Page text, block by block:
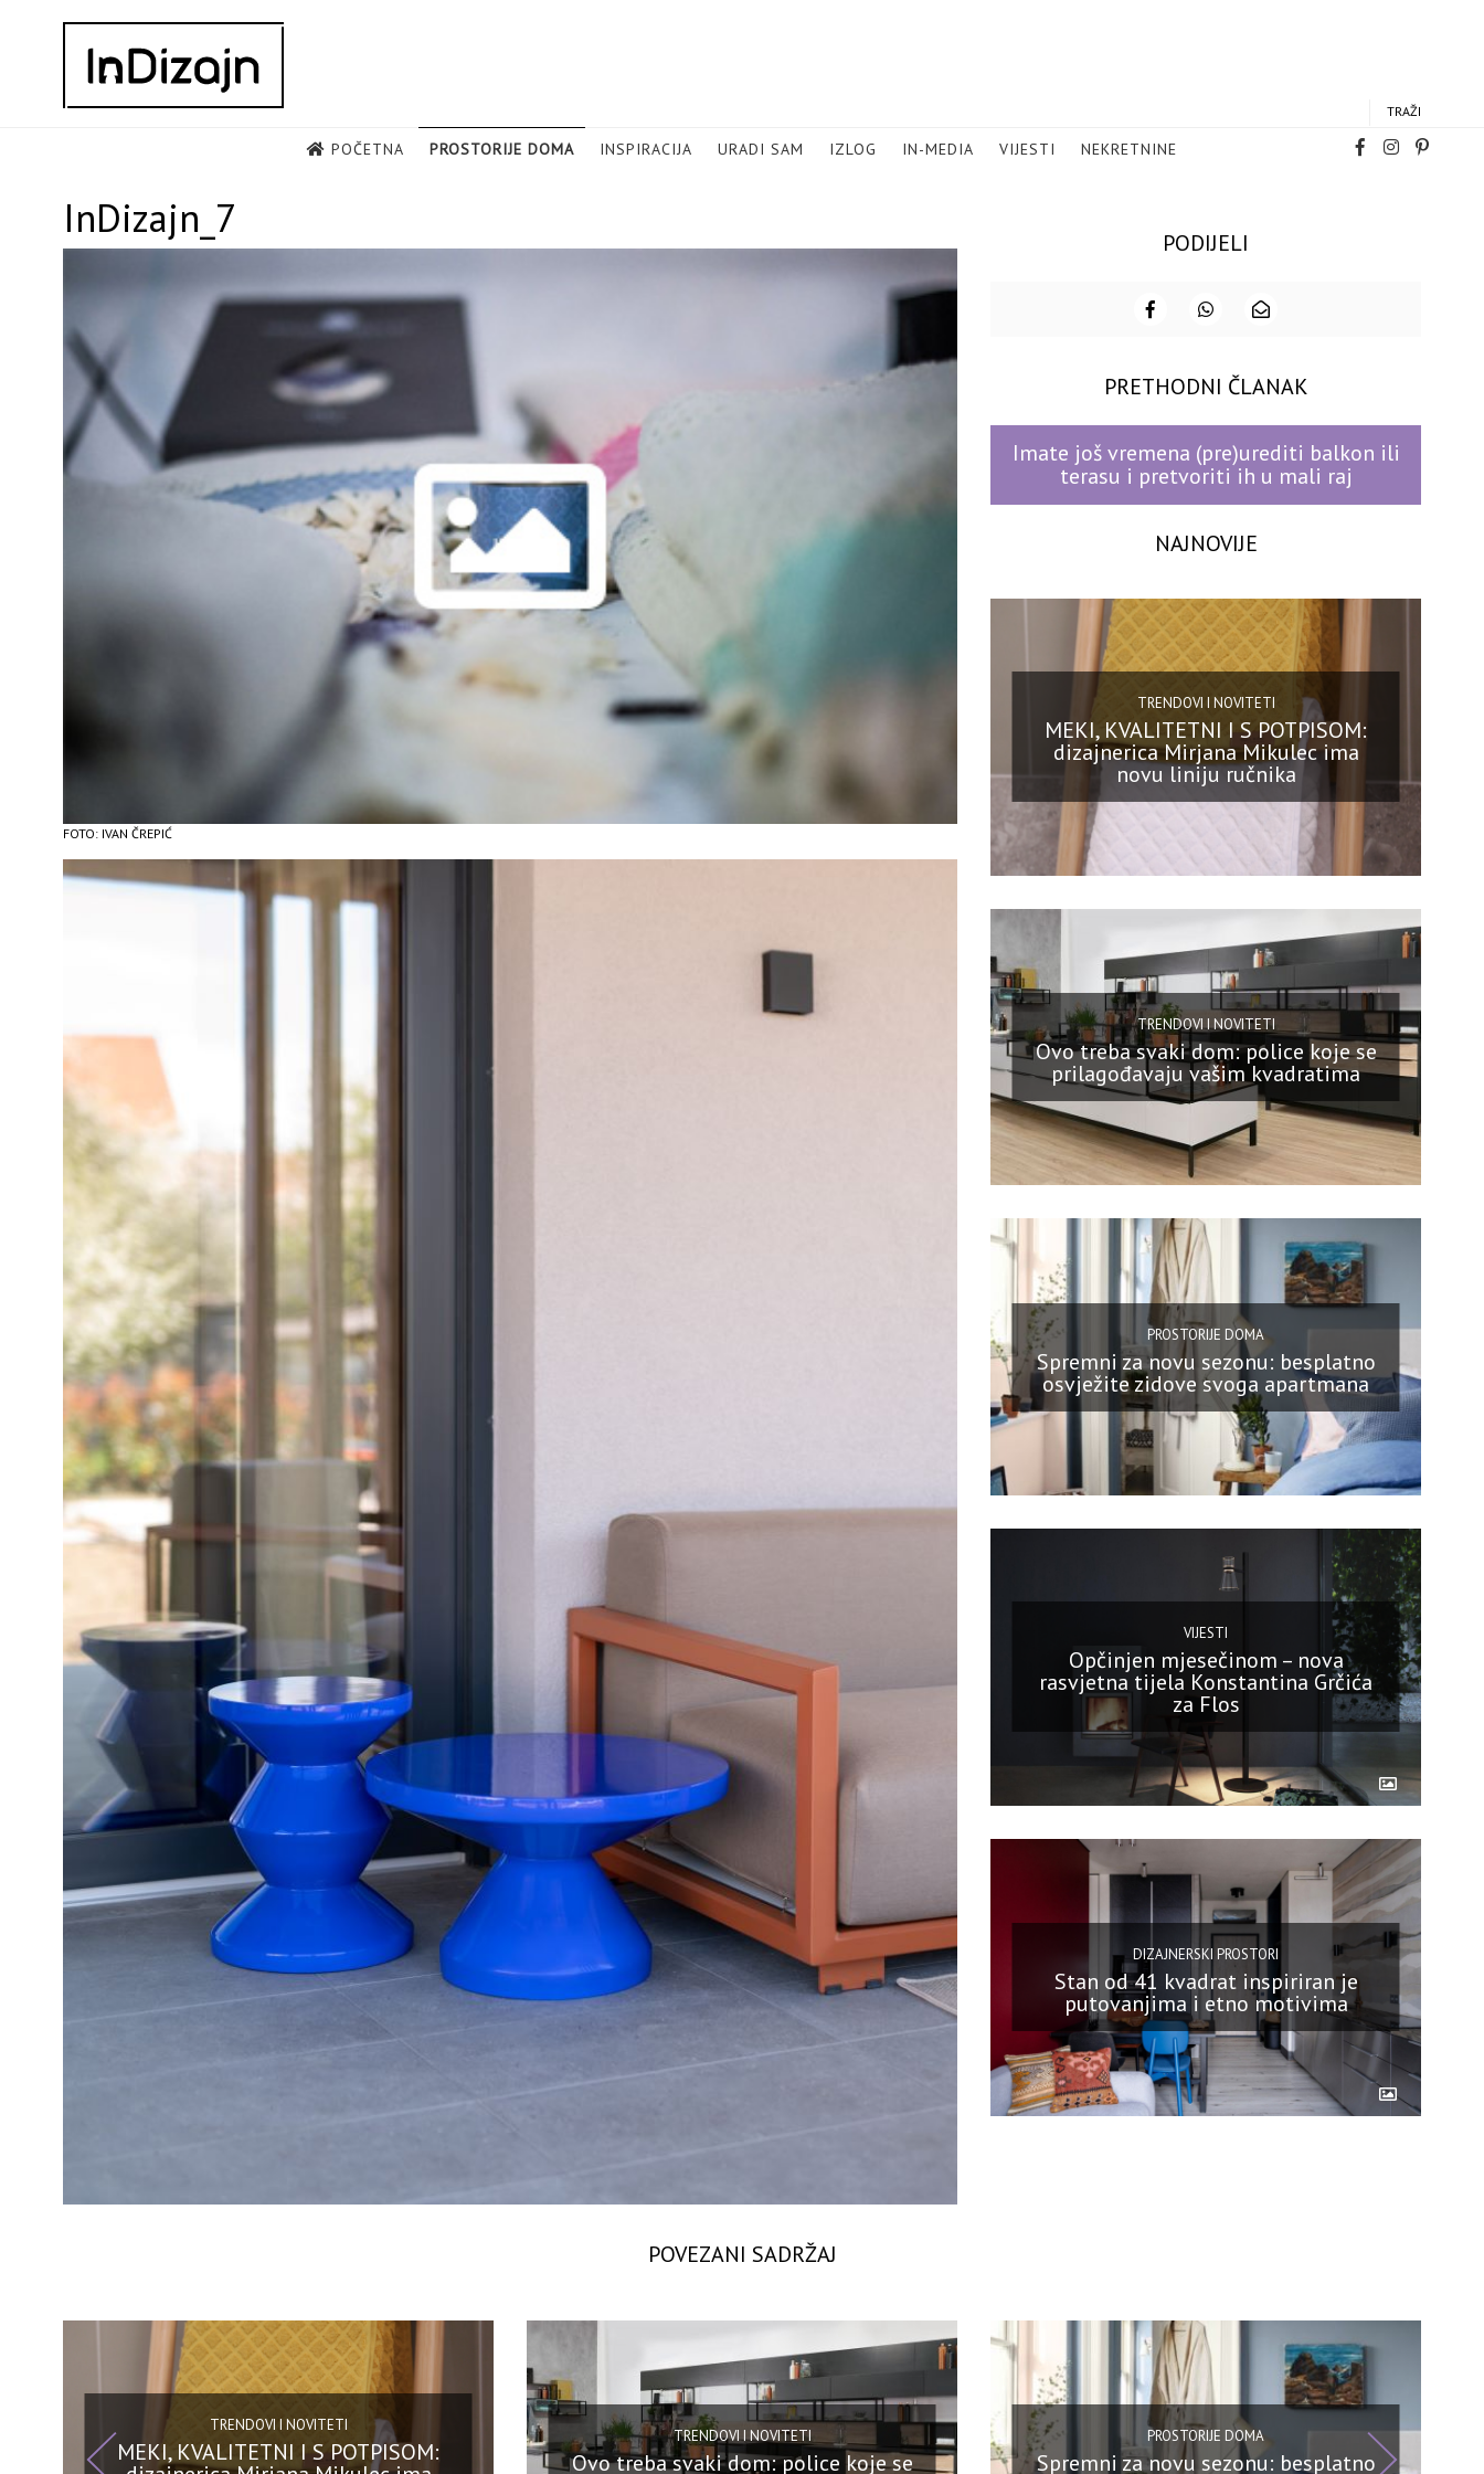
TRAŽI
POČETNA PROSTORIJE DOMA INSPIRACIJA URADI SAM IZLOG IN-MEDIA VIJESTI NEKRETNINE
InDizajn_7
FOTO: IVAN ČREPIĆ
PODIJELI
PRETHODNI ČLANAK
Imate još vremena (pre)urediti balkon ili
terasu i pretvoriti ih u mali raj
NAJNOVIJE
TRENDOVI I NOVITETI
MEKI, KVALITETNI I S POTPISOM:
dizajnerica Mirjana Mikulec ima
novu liniju ručnika
TRENDOVI I NOVITETI
Ovo treba svaki dom: police koje se
prilagođavaju vašim kvadratima
PROSTORIJE DOMA
Spremni za novu sezonu: besplatno
osvježite zidove svoga apartmana
VIJESTI
Opčinjen mjesečinom – nova
rasvjetna tijela Konstantina Grčića
za Flos
DIZAJNERSKI PROSTORI
Stan od 41 kvadrat inspiriran je
putovanjima i etno motivima
POVEZANI SADRŽAJ
TRENDOVI I NOVITETI
MEKI, KVALITETNI I S POTPISOM:
TRENDOVI I NOVITETI
Ovo treba svaki dom: police koje se
PROSTORIJE DOMA
Spremni za novu sezonu: besplatno